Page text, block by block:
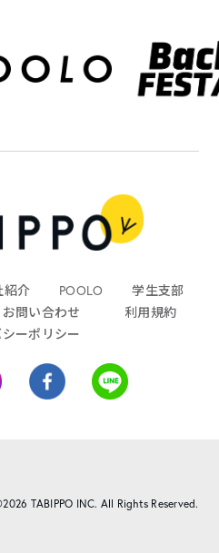
紹介 POOLO
学生支部
お問い合わせ
利用規約
ーポリシー
TABIPPO INC. All Rights Reserved.